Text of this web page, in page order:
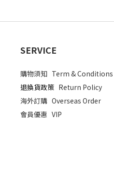
SERVICE
購物須知 Term & Conditions
退換貨政策 Return Policy
海外訂購 Overseas Order
會員優惠 VIP